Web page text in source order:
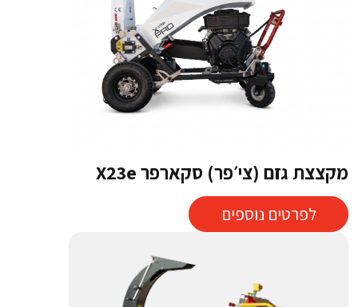
מקצצת גזם (צי׳פר) סקארפר X23e
לפרטים נוספים